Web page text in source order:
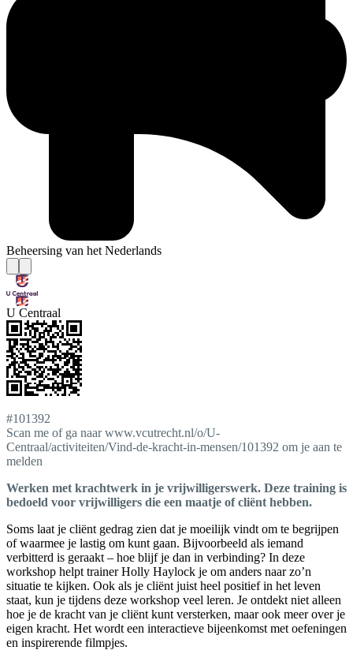
Beheersing van het Nederlands
U Centraal
#101392
Scan me of ga naar www.vcutrecht.nl/o/U-
Centraal/activiteiten/Vind-de-kracht-in-mensen/101392 om je aan te
melden
Werken met krachtwerk in je vrijwilligerswerk. Deze training is
bedoeld voor vrijwilligers die een maatje of cliënt hebben.
Soms laat je cliënt gedrag zien dat je moeilijk vindt om te begrijpen
of waarmee je lastig om kunt gaan. Bijvoorbeeld als iemand
verbitterd is geraakt – hoe blijf je dan in verbinding? In deze
workshop helpt trainer Holly Haylock je om anders naar zo’n
situatie te kijken. Ook als je cliënt juist heel positief in het leven
staat, kun je tijdens deze workshop veel leren. Je ontdekt niet alleen
hoe je de kracht van je cliënt kunt versterken, maar ook meer over je
eigen kracht. Het wordt een interactieve bijeenkomst met oefeningen
en inspirerende filmpjes.